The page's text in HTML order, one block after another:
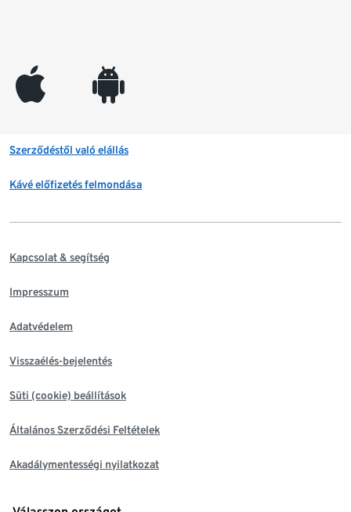
appleinc android
Szerződéstől való elállás
Kávé előfizetés felmondása
Kapcsolat & segítség
Impresszum
Adatvédelem
Visszaélés-bejelentés
Süti (cookie) beállítások
Általános Szerződési Feltételek
Akadálymentességi nyilatkozat